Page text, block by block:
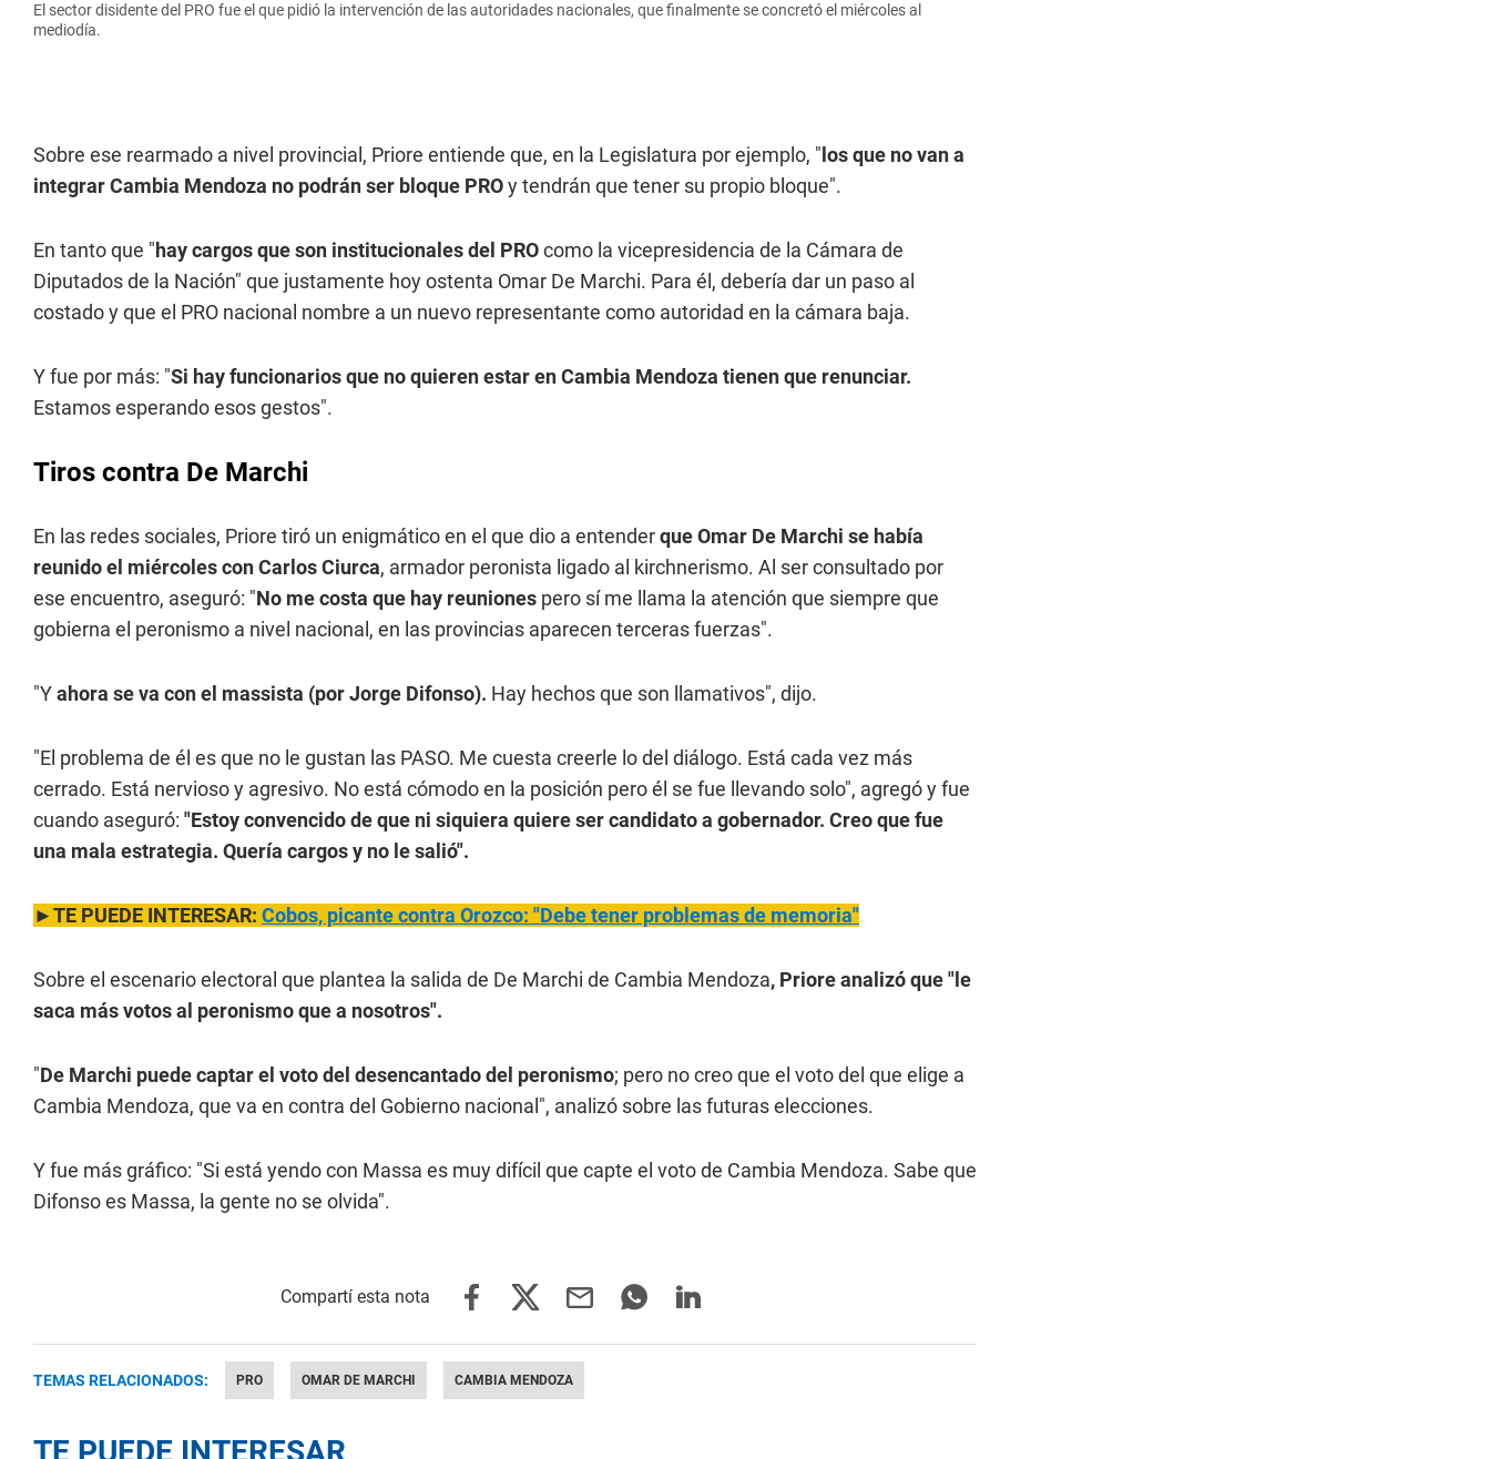
El sector disidente del PRO fue el que pidió la intervención de las autoridades nacionales, que finalmente se concretó el miércoles al
mediodía.
Sobre ese rearmado a nivel provincial, Priore entiende que, en la Legislatura por ejemplo, " los que no van a
integrar Cambia Mendoza no podrán ser bloque PROy tendrán que tener su propio bloque".
En tanto que "hay cargos que son institucionales del PROcomo la vicepresidencia de la Cámara de
Diputados de la Nación" que justamente hoy ostenta Omar De Marchi. Para él, debería dar un paso al
costado y que el PRO nacional nombre a un nuevo representante como autoridad en la cámara baja.
Y fue por más: "Si hay funcionarios que no quieren estar en Cambia Mendoza tienen que renunciar.
Estamos esperando esos gestos".
Tiros contra De Marchi
En las redes sociales, Priore tiró un enigmático en el que dio a entenderque Omar De Marchi se había
reunido el miércoles con Carlos Ciurca, armador peronista ligado al kirchnerismo. Al ser consultado por
ese encuentro, aseguró: "No me costa que hay reuniones pero sí me llama la atención que siempre que
gobierna el peronismo a nivel nacional, en las provincias aparecen terceras fuerzas".
"Yahora se va con el massista (por Jorge Difonso). Hay hechos que son llamativos", dijo.
"El problema de él es que no le gustan las PASO. Me cuesta creerle lo del diálogo. Está cada vez más
cerrado. Está nervioso y agresivo. No está cómodo en la posición pero él se fue llevando solo", agregó y fue
cuando aseguró: "Estoy convencido de que ni siquiera quiere ser candidato a gobernador. Creo que fue
una mala estrategia. Quería cargos y no le salió".
►TE PUEDE INTERESAR: Cobos, picante contra Orozco: "Debe tener problemas de memoria"
Sobre el escenario electoral que plantea la salida de De Marchi de Cambia Mendoza, Priore analizó que "le
saca más votos al peronismo que a nosotros".
"De Marchi puede captar el voto del desencantado del peronismo; pero no creo que el voto del que elige a
Cambia Mendoza, que va en contra del Gobierno nacional", analizó sobre las futuras elecciones.
Y fue más gráfico: "Si está yendo con Massa es muy difícil que capte el voto de Cambia Mendoza. Sabe que
Difonso es Massa, la gente no se olvida".
TEMAS RELACIONADOS: PRO OMAR DE MARCHI CAMBIA MENDOZA